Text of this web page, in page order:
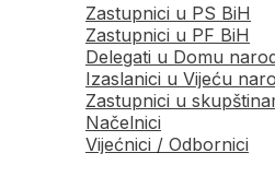
Zastupnici u PS BiH
Zastupnici u PF BiH
Delegati u Domu
Izaslanici u Vijeću
Zastupnici u
Načelnici
Vijećnici / Odbornici